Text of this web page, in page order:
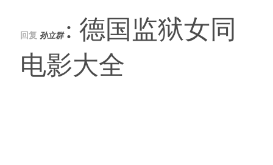
回复 孙立群 : 德国监狱女同
电影大全